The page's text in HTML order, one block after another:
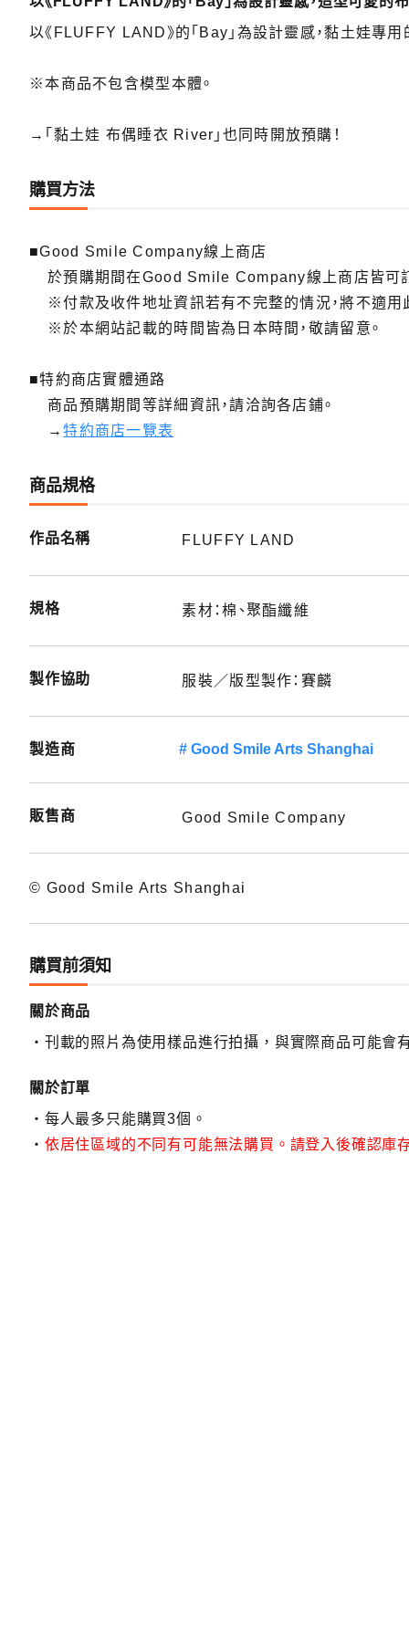
以《FLUFFY LAND》的「Bay」為設計靈感，黏土娃專
※本商品不包含模型本體。
→「黏土娃 布偶睡衣 River」也同時開放預購！
購買方法
■Good Smile Company線上商店
於預購期間在Good Smile Company線上商店皆可訂
※付款及收件地址資訊若有不完整的情況，將不適用
※於本網站記載的時間皆為日本時間，敬請留意。
■特約商店實體通路
商品預購期間等詳細資訊，請洽詢各店鋪。
→特約商店一覽表
商品規格
作品名稱 FLUFFY LAND
規格 素材：棉、聚酯纖維
製作協助 服裝／版型製作：賽麟
製造商 Good Smile Arts Shanghai
販售商 Good Smile Company
© Good Smile Arts Shanghai
購買前須知
關於商品
刊載的照片為使用樣品進行拍攝，與實際商品可能會
關於訂單
每人最多只能購買3個。
依居住區域的不同有可能無法購買。請登入後確認庫